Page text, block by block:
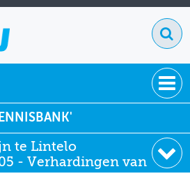
te Lintelo
- Verhardingen van
Lintelo